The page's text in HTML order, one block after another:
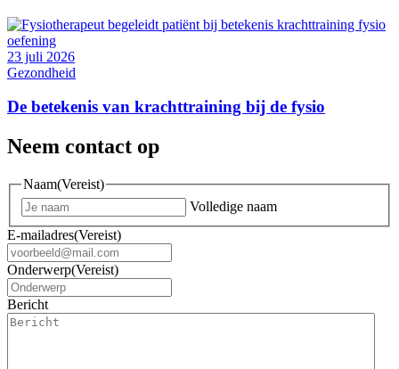
23 juli 2026
Gezondheid
De betekenis van krachttraining bij de fysio
Neem contact op
Naam(Vereist)
Volledige naam
E-mailadres(Vereist)
Onderwerp(Vereist)
Bericht